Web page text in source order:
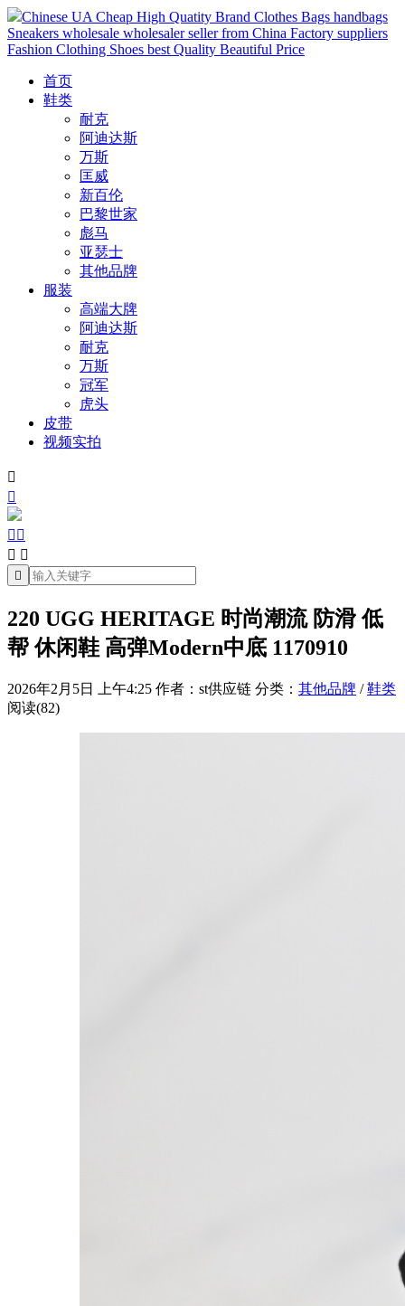
Chinese UA Cheap High Quatity Brand Clothes Bags handbags
Sneakers wholesale wholesaler seller from China Factory suppliers
Fashion Clothing Shoes best Quality Beautiful Price
首页
鞋类
耐克
阿迪达斯
万斯
匡威
新百伦
巴黎世家
彪马
亚瑟士
其他品牌
服装
高端大牌
阿迪达斯
耐克
万斯
冠军
虎头
皮带
视频实拍


 
 

220 UGG HERITAGE 时尚潮流 防滑 低
帮 休闲鞋 高弹Modern中底 1170910
2026年2月5日 上午4:25 作者：st供应链 分类： 其他品牌 /鞋类
阅读(82)